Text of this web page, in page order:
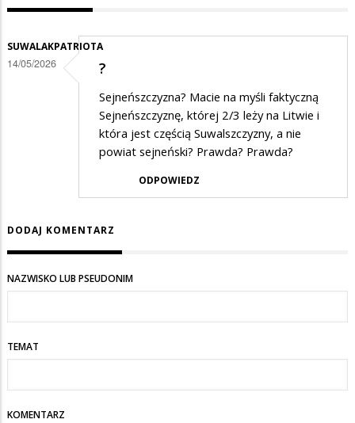
SUWALAKPATRIOTA
14/05/2026 ?
Sejneńszczyzna? Macie na myśli faktyczną
Sejneńszczyznę, której 2/3 leży na Litwie i
która jest częścią Suwalszczyzny, a nie
powiat sejneński? Prawda? Prawda?
ODPOWIEDZ
DODAJ KOMENTARZ
NAZWISKO LUB PSEUDONIM
TEMAT
KOMENTARZ